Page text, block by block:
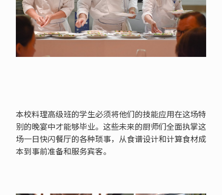
本校料理高级班的学生必须将他们的技能应用在这场特
别的晚宴中才能够毕业。这些未来的厨师们全面执掌这
场一日快闪餐厅的各种琐事，从食谱设计和计算食材成
本到事前准备和服务宾客。